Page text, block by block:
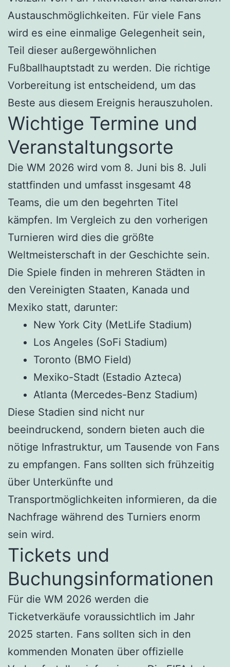
Austauschmöglichkeiten. Für viele Fans
wird es eine einmalige Gelegenheit sein,
Teil dieser außergewöhnlichen
Fußballhauptstadt zu werden. Die richtige
Vorbereitung ist entscheidend, um das
Beste aus diesem Ereignis herauszuholen.
Wichtige Termine und
Veranstaltungsorte
Die WM 2026 wird vom 8. Juni bis 8. Juli
stattfinden und umfasst insgesamt 48
Teams, die um den begehrten Titel
kämpfen. Im Vergleich zu den vorherigen
Turnieren wird dies die größte
Weltmeisterschaft in der Geschichte sein.
Die Spiele finden in mehreren Städten in
den Vereinigten Staaten, Kanada und
Mexiko statt, darunter:
New York City (MetLife Stadium)
Los Angeles (SoFi Stadium)
Toronto (BMO Field)
Mexiko-Stadt (Estadio Azteca)
Atlanta (Mercedes-Benz Stadium)
Diese Stadien sind nicht nur
beeindruckend, sondern bieten auch die
nötige Infrastruktur, um Tausende von Fans
zu empfangen. Fans sollten sich frühzeitig
über Unterkünfte und
Transportmöglichkeiten informieren, da die
Nachfrage während des Turniers enorm
sein wird.
Tickets und
Buchungsinformationen
Für die WM 2026 werden die
Ticketverkäufe voraussichtlich im Jahr
2025 starten. Fans sollten sich in den
kommenden Monaten über offizielle